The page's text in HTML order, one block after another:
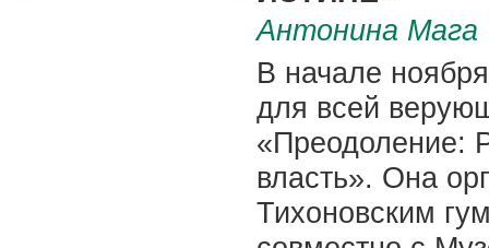
Антонина Мага
В начале
для всей
«Преодоление:
власть». Она
Тихоновским